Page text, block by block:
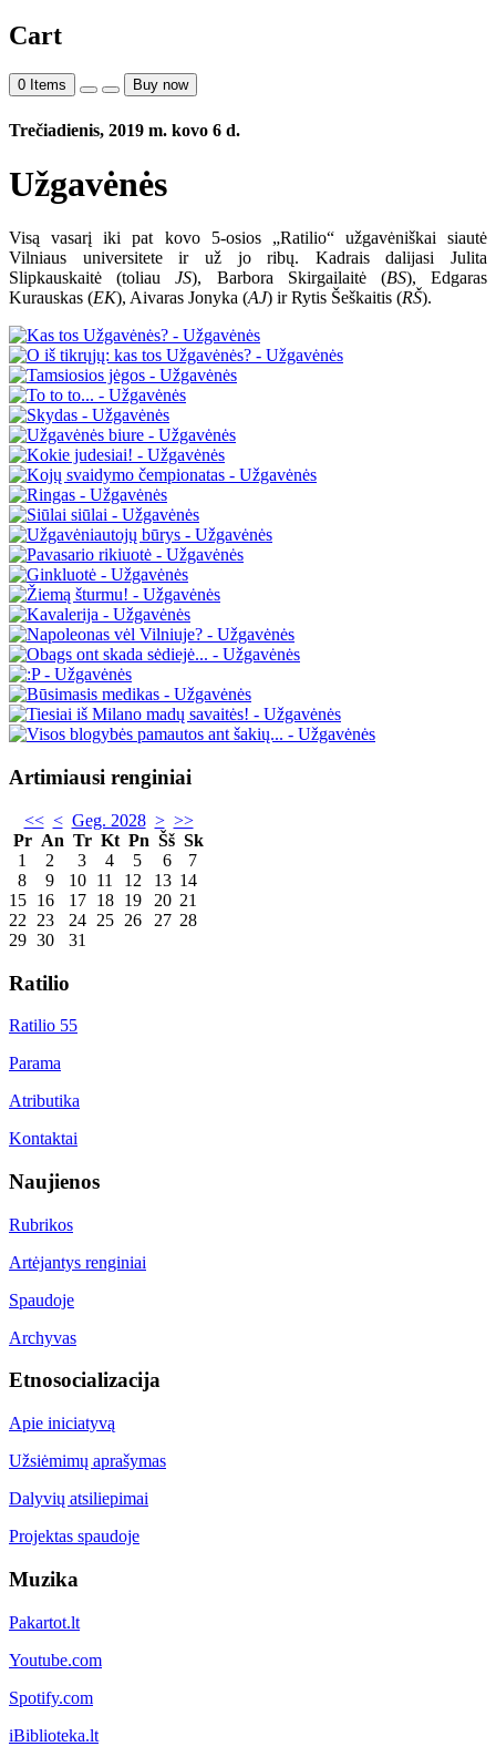
Cart
0 Items Buy now
Trečiadienis, 2019 m. kovo 6 d.
Užgavėnės
Visą vasarį iki pat kovo 5-osios „Ratilio“ užgavėniškai siautė
Vilniaus universitete ir už jo ribų. Kadrais dalijasi Julita
Slipkauskaitė (toliauJS), Barbora Skirgailaitė (BS), Edgaras
Kurauskas (EK), Aivaras Jonyka (AJ) ir Rytis Šeškaitis (RŠ).
Artimiausi renginiai
<< < Geg. 2028 > >>
Pr An Tr Kt Pn Šš Sk
1
2 3 4 5 6
7
8
9 10 11 12 13 14
15 16 17 18 19 20 21
22
23 24 25 26 27 28
29 30 31
Ratilio
Ratilio 55
Parama
Atributika
Kontaktai
Naujienos
Rubrikos
Artėjantys renginiai
Spaudoje
Archyvas
Etnosocializacija
Apie iniciatyvą
Užsiėmimų aprašymas
Dalyvių atsiliepimai
Projektas spaudoje
Muzika
Pakartot.lt
Youtube.com
Spotify.com
iBiblioteka.lt